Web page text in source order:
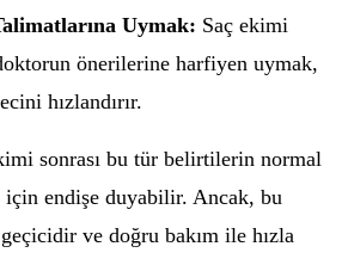
Uymak: Saç ekimi
önerilerine harfiyen uymak,
hızlandırır.
sonrası bu tür belirtilerin normal
endişe duyabilir. Ancak, bu
ve doğru bakım ile hızla